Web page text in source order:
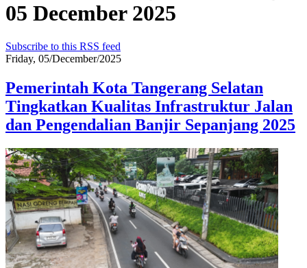
05 December 2025
Subscribe to this RSS feed
Friday, 05/December/2025
Pemerintah Kota Tangerang Selatan
Tingkatkan Kualitas Infrastruktur Jalan
dan Pengendalian Banjir Sepanjang 2025